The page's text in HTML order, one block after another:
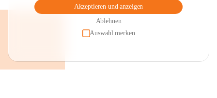
Akzeptieren und anzeigen
Ablehnen
Auswahl merken